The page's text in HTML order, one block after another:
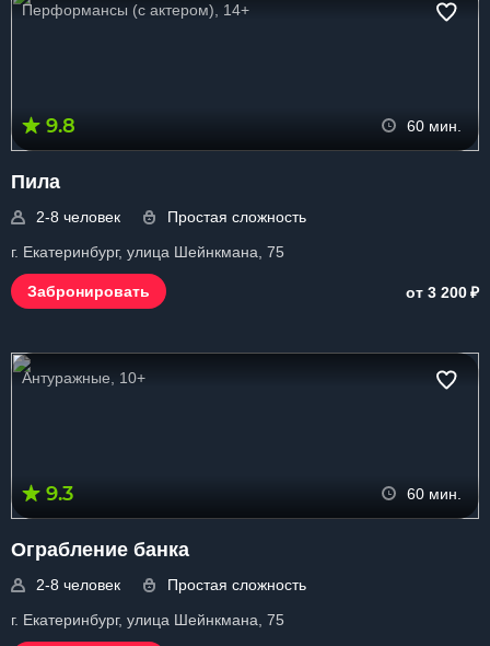
Перформансы (с актером), 14+
9.8 60 мин.
Пила
2-8 человек
Простая сложность
г. Екатеринбург, улица Шейнкмана, 75
Забронировать от 3 200₽
Антуражные, 10+
9.3 60 мин.
Ограбление банка
2-8 человек
Простая сложность
г. Екатеринбург, улица Шейнкмана, 75